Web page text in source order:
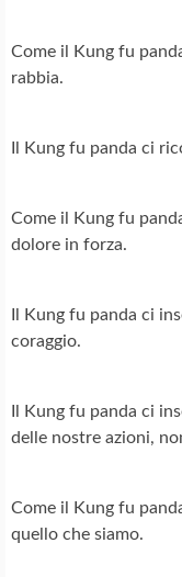
Come il Kung fu
rabbia.
Il Kung fu panda ci
Come il Kung fu
dolore in forza.
Il Kung fu panda ci
coraggio.
Il Kung fu panda ci
delle nostre azioni,
Come il Kung fu
quello che siamo.